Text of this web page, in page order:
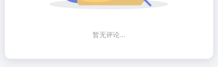
暂无评论...